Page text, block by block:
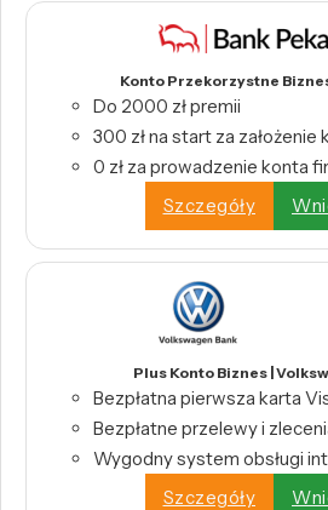
Konto Przekorzystne
Do 2000 zł premii
300 zł na start za założenie
0 zł za prowadzenie konta
Szczegóły
Plus Konto Biznes |
Bezpłatna pierwsza karta
Bezpłatne przelewy i
Wygodny system obsługi
Szczegóły